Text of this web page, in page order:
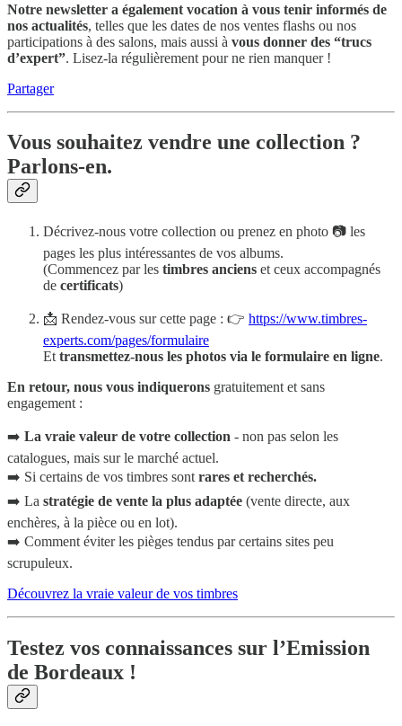
Notre newsletter a également vocation à vous tenir informés de
nos actualités, telles que les dates de nos ventes flashs ou nos
participations à des salons, mais aussi à vous donner des “trucs
d’expert”. Lisez-la régulièrement pour ne rien manquer !
Partager
Vous souhaitez vendre une collection ?
Parlons-en.
Décrivez-nous votre collection ou prenez en photo 📷 les
pages les plus intéressantes de vos albums.
(Commencez par les timbres anciens et ceux accompagnés
de certificats)
📩 Rendez-vous sur cette page : 👉 https://www.timbres-
experts.com/pages/formulaire
Et transmettez-nous les photos via le formulaire en ligne.
En retour, nous vous indiquerons gratuitement et sans
engagement :
➡️ La vraie valeur de votre collection - non pas selon les
catalogues, mais sur le marché actuel.
➡️ Si certains de vos timbres sont rares et recherchés.
➡️ La stratégie de vente la plus adaptée (vente directe, aux
enchères, à la pièce ou en lot).
➡️ Comment éviter les pièges tendus par certains sites peu
scrupuleux.
Découvrez la vraie valeur de vos timbres
Testez vos connaissances sur l’Emission
de Bordeaux !